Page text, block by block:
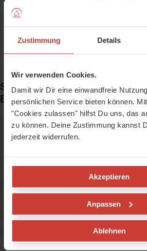
Zustimmung Details
Wir verwenden Cookies.
Damit wir Dir eine einwandfreie
persönlichen Service bieten können.
"Cookies zulassen" hilfst Du uns, das
zu können. Deine Zustimmung kannst
jederzeit widerrufen.
Akzeptieren
Anpassen
Ablehnen
SOS Yin-Yoga zum Abschalten
Baumgartner
ausrollst, bitte Anmelden
Kostenlos